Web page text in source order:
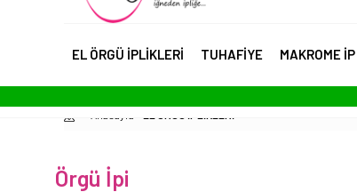
EL ÖRGÜ İPLİKLERİ TUHAFİYE MAKROME İP
Örgü İpi